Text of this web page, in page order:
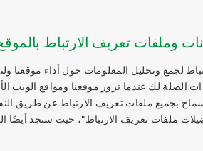
وملفات تعريف الارتباط
لجمع وتحليل المعلومات حول أداء موقعنا
الصلة لك عندما تزور موقعنا ومواقع الويب
السماح بجميع ملفات تعريف الارتباط عن طريق
ملفات تعريف الارتباط"، حيث ستجد أيضًا